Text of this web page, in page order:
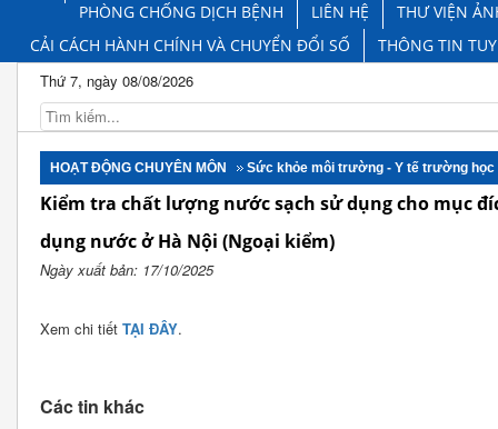
PHÒNG CHỐNG DỊCH BỆNH
LIÊN HỆ
THƯ VIỆN
CẢI CÁCH HÀNH CHÍNH VÀ CHUYỂN ĐỔI SỐ
THÔNG TIN
Thứ 7, ngày 08/08/2026
HOẠT ĐỘNG CHUYÊN MÔN Sức khỏe môi trường - Y tế trường học
Kiểm tra chất lượng nước sạch sử dụng cho mục
dụng nước ở Hà Nội (Ngoại kiểm)
Ngày xuất bản: 17/10/2025
Xem chi tiết TẠI ĐÂY.
Các tin khác